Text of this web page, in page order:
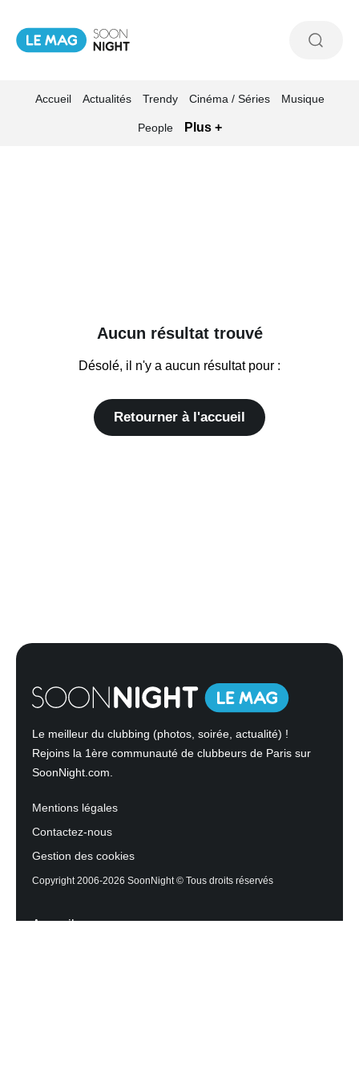
Accueil Actualités Trendy Cinéma / Séries Musique
People Plus +
Aucun résultat trouvé
Désolé, il n'y a aucun résultat pour :
Retourner à l'accueil
Le meilleur du clubbing (photos, soirée, actualité) !
Rejoins la 1ère communauté de clubbeurs de Paris sur
SoonNight.com.
Mentions légales
Contactez-nous
Gestion des cookies
Copyright 2006-2026 SoonNight © Tous droits réservés
Accueil